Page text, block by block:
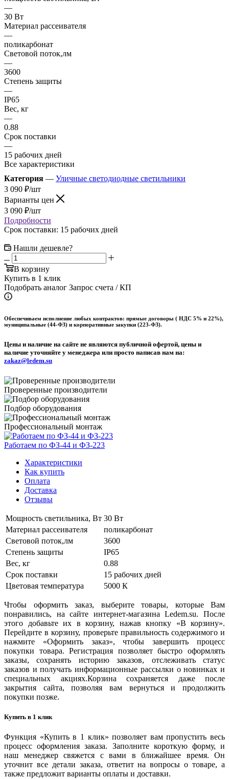
—
30 Вт
Материал рассеивателя
—
поликарбонат
Световой поток,лм
—
3600
Степень защиты
—
IP65
Вес, кг
—
0.88
Срок поставки
—
15 рабочих дней
Все характеристики
Категория — Уличные светодиодные светильники
3 090 ₽/шт
Варианты цен
3 090 ₽/шт
Подробности
Срок поставки: 15 рабочих дней
Нашли дешевле?
В корзину
Купить в 1 клик
Подобрать аналог Запрос счета / КП
Обеспечиваем исполнение любых контрактов: прямые договоры ( НДС 5% и 22%),
муниципальные (44-ФЗ) и корпоративные закупки (223-ФЗ).
Цены и наличие на сайте не являются публичной офертой, цены и
наличие уточняйте у менеджера или просто написав нам на:
zakaz@ledem.su
Проверенные производители
Подбор оборудования
Профессиональный монтаж
Работаем по ФЗ-44 и ФЗ-223
Характеристики
Как купить
Оплата
Доставка
Отзывы
Мощность светильника, Вт 30 Вт
Материал рассеивателя
поликарбонат
Световой поток,лм
3600
Степень защиты
IP65
Вес, кг
0.88
Срок поставки
15 рабочих дней
Цветовая температура
5000 К
Чтобы оформить заказ, выберите товары, которые Вам
понравились, на сайте интернет-магазина Ledem.su. После
этого добавьте их в корзину, нажав кнопку «В корзину».
Перейдите в корзину, проверьте правильность содержимого и
нажмите «Оформить заказ», чтобы завершить процесс
покупки товара. Регистрация позволяет быстро оформлять
заказы, сохранять историю заказов, отслеживать статус
заказов и получать информационные рассылки о новинках и
специальных акциях.Корзина сохраняется даже после
закрытия сайта, позволяя вам вернуться и продолжить
покупки позже.
Купить в 1 клик
Функция «Купить в 1 клик» позволяет вам пропустить весь
процесс оформления заказа. Заполните короткую форму, и
наш менеджер свяжется с вами в ближайшее время. Он
уточнит все детали заказа, ответит на вопросы о товаре, а
также предложит варианты оплаты и доставки.